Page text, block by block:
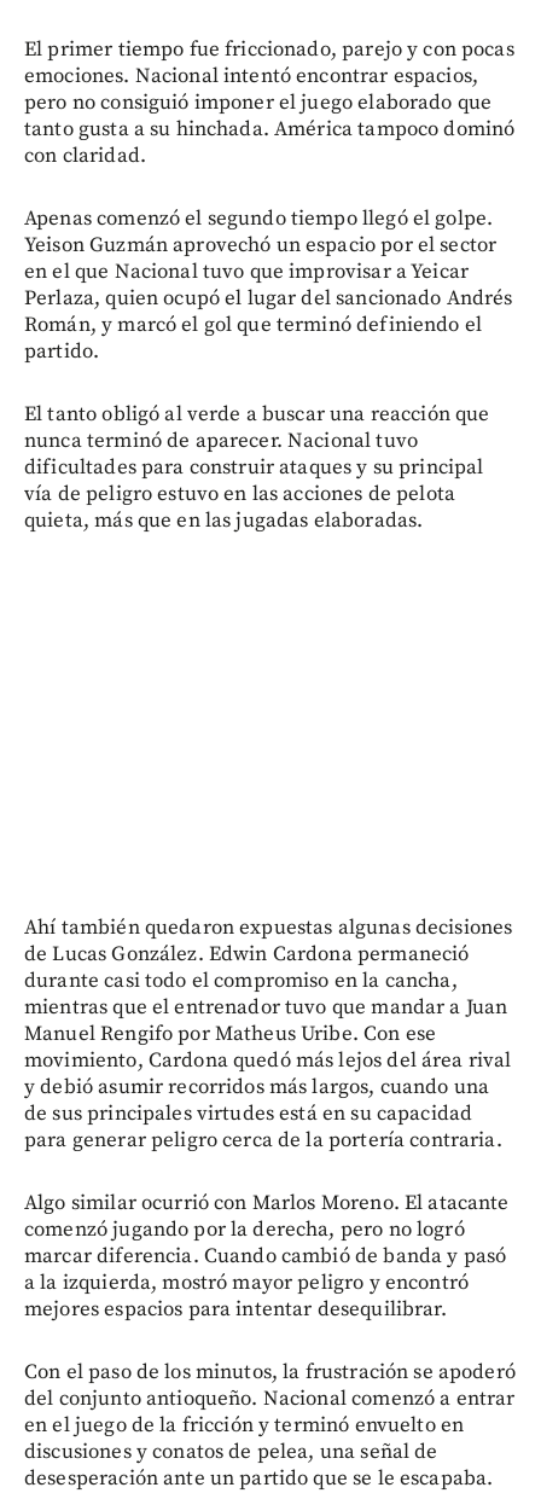
El primer tiempo fue friccionado, parejo y con pocas
emociones. Nacional intentó encontrar espacios,
pero no consiguió imponer el juego elaborado que
tanto gusta a su hinchada. América tampoco dominó
con claridad.
Apenas comenzó el segundo tiempo llegó el golpe.
Yeison Guzmán aprovechó un espacio por el sector
en el que Nacional tuvo que improvisar a Yeicar
Perlaza, quien ocupó el lugar del sancionado Andrés
Román, y marcó el gol que terminó definiendo el
partido.
El tanto obligó al verde a buscar una reacción que
nunca terminó de aparecer. Nacional tuvo
dificultades para construir ataques y su principal
vía de peligro estuvo en las acciones de pelota
quieta, más que en las jugadas elaboradas.
Ahí también quedaron expuestas algunas decisiones
de Lucas González. Edwin Cardona permaneció
durante casi todo el compromiso en la cancha,
mientras que el entrenador tuvo que mandar a Juan
Manuel Rengifo por Matheus Uribe. Con ese
movimiento, Cardona quedó más lejos del área rival
y debió asumir recorridos más largos, cuando una
de sus principales virtudes está en su capacidad
para generar peligro cerca de la portería contraria.
Algo similar ocurrió con Marlos Moreno. El atacante
comenzó jugando por la derecha, pero no logró
marcar diferencia. Cuando cambió de banda y pasó
a la izquierda, mostró mayor peligro y encontró
mejores espacios para intentar desequilibrar.
Con el paso de los minutos, la frustración se apoderó
del conjunto antioqueño. Nacional comenzó a entrar
en el juego de la fricción y terminó envuelto en
discusiones y conatos de pelea, una señal de
desesperación ante un partido que se le escapaba.